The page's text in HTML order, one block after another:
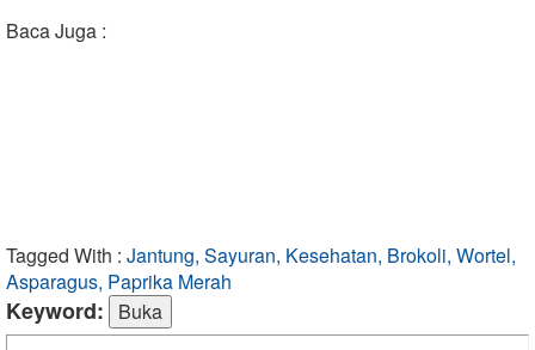
Baca Juga :
Tagged With : Jantung, Sayuran, Kesehatan, Brokoli, Wortel,
Asparagus, Paprika Merah
Keyword: